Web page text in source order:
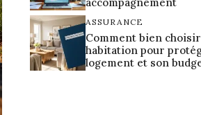
ASSURANCE
Comment bien
habitation pour
logement et son